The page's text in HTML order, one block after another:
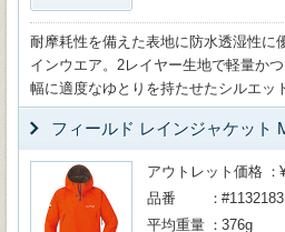
耐摩耗性を備えた表地に防水透湿性に
インウエア。2レイヤー生地で軽量か
幅に適度なゆとりを持たせたシルエッ
フィールド レインジャケット
アウトレット価格
品番
#1132183
平均重量
376g